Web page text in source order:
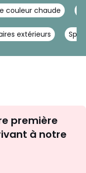
couleur chaude
extérieurs
première
à notre